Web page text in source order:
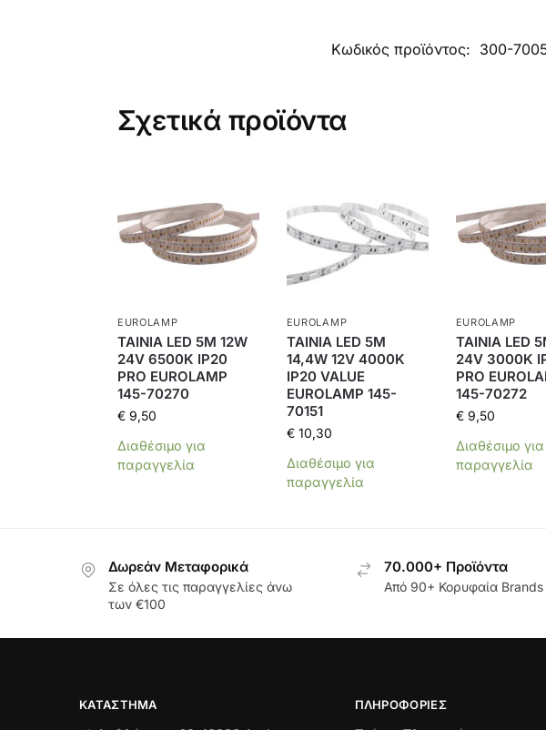
Κωδικός προϊόντος: 300-
Σχετικά προϊόντα
EUROLAMP
ΤΑΙΝΙΑ LED 5M 12W
24V 6500Κ IP20
PRO EUROLAMP
145-70270
€9,50
Διαθέσιμο για
παραγγελία
EUROLAMP
ΤΑΙΝΙΑ LED 5Μ
14,4W 12V 4000K
IP20 VALUE
EUROLAMP 145-
70151
€10,30
Διαθέσιμο για
παραγγελία
EUROLAMP
ΤΑΙΝΙΑ LED
24V 3000Κ
PRO
145-70272
€9,50
Διαθέσιμο για
παραγγελία
Δωρεάν Μεταφορικά
Σε όλες τις παραγγελίες άνω
των €100
70.000+ Προϊόντα
Από 90+ Κορυφαία Brands
ΚΑΤΆΣΤΗΜΑ ΠΛΗΡΟΦΟΡΊΕΣ